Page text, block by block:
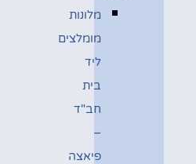
מלונות
מומלצים
ליד
בית
חב"ד
–
פיאצה